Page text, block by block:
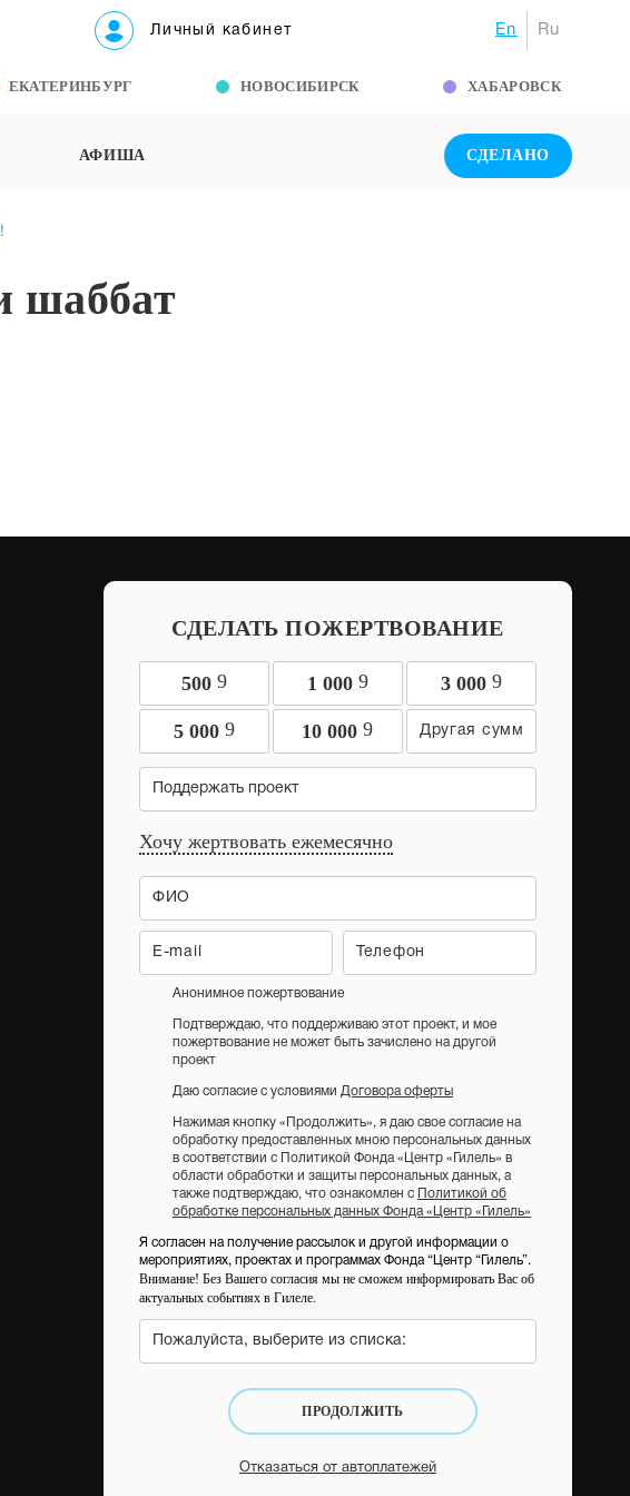
Личный кабинет En Ru
ЕКАТЕРИНБУРГ НОВОСИБИРСК ХАБАРОВСК
АФИША СДЕЛАНО
шаббат
СДЕЛАТЬ ПОЖЕРТВОВАНИЕ
500 9 1 000 9 3 000 9
5 000 9 10 0009
Поддержать проект
Хочу жертвовать ежемесячно
Анонимное пожертвование
Подтверждаю, что поддерживаю этот проект, и мое
пожертвование не может быть зачислено на другой
проект
Даю согласие с условиями Договора оферты
Нажимая кнопку «Продолжить», я даю свое согласие на
обработку предоставленных мною персональных данных
в соответствии с Политикой Фонда «Центр «Гилель» в
области обработки и защиты персональных данных, а
также подтверждаю, что ознакомлен с
Политикой об
обработке персональных данных Фонда «Центр «Гилель»
Я согласен на получение рассылок и другой информации о
мероприятиях, проектах и программах Фонда “Центр “Гилель”.
Внимание! Без Вашего согласия мы не сможем информировать Вас об
актуальных событиях в Гилеле.
Пожалуйста, выберите из списка:
ПРОДОЛЖИТЬ
Отказаться от автоплатежей